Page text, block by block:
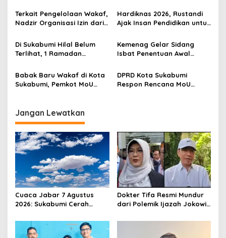
o
Matahari Tepat di Atas
Ka’bah
Tingkatkan Kepercayaan
Masyarakat
Terkait Pengelolaan Wakaf,
Nadzir Organisasi Izin dari
Kalau Lembaga dari
Kemenag
Hardiknas 2026, Rustandi
Ajak Insan Pendidikan untuk
Daya Saing Madrasah
Di Sukabumi Hilal Belum
Terlihat, 1 Ramadan
Kemenag RI
Kemenag Gelar Sidang
Isbat Penentuan Awal
Februari 2026
Babak Baru Wakaf di Kota
Sukabumi, Pemkot MoU
Lanjut Panja
DPRD Kota Sukabumi
Respon Rencana MoU
Jangan Lewatkan
Cuaca Jabar 7 Agustus
2026: Sukabumi Cerah
Potensi Hujan Lokal pada
Siang hingga Sore
Dokter Tifa Resmi Mundur
dari Polemik Ijazah Jokowi,
450 Hari Proses Hukum